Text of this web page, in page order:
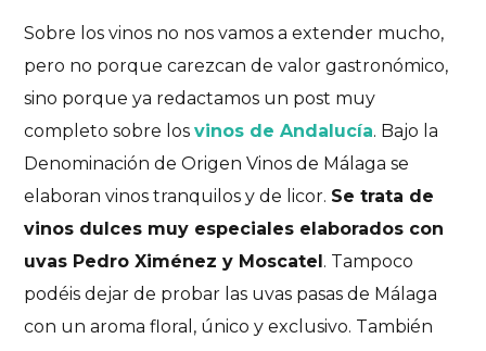
Sobre los vinos no nos vamos a extender mucho,
pero no porque carezcan de valor gastronómico,
sino porque ya redactamos un post muy
completo sobre losvinos de Andalucía. Bajo la
Denominación de Origen Vinos de Málaga se
elaboran vinos tranquilos y de licor. Se trata de
vinos dulces muy especiales elaborados con
uvas Pedro Ximénez y Moscatel . Tampoco
podéis dejar de probar las uvas pasas de Málaga
con un aroma floral, único y exclusivo. También